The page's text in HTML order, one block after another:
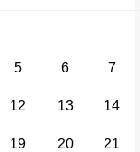
5 6 7
12 13 14
19 20 21